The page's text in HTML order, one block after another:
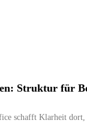
Struktur für
schafft Klarheit dort,